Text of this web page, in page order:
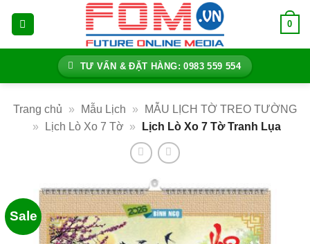
0
TƯ VẤN & ĐẶT HÀNG: 0983 559 554
Trang chủ » Mẫu Lịch »
MẪU LỊCH TỜ TREO TƯỜNG
»
Lịch Lò Xo 7 Tờ » Lịch Lò Xo 7 Tờ Tranh Lụa
Sale